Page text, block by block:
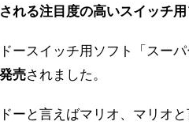
れる注目度の高いスイッチ
ースイッチ用ソフト「スー
売されました。
ーと言えばマリオ、マリオ